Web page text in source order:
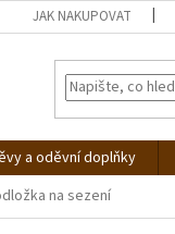
JAK NAKUPOVAT
a oděvní doplňky
na sezení